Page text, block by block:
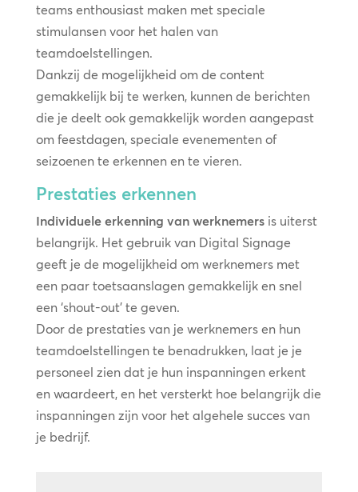
teams enthousiast maken met speciale
stimulansen voor het halen van
teamdoelstellingen.
Dankzij de mogelijkheid om de content
gemakkelijk bij te werken, kunnen de berichten
die je deelt ook gemakkelijk worden aangepast
om feestdagen, speciale evenementen of
seizoenen te erkennen en te vieren.
Prestaties erkennen
Individuele erkenning van werknemersis uiterst
belangrijk. Het gebruik van Digital Signage
geeft je de mogelijkheid om werknemers met
een paar toetsaanslagen gemakkelijk en snel
een ‘shout-out’ te geven.
Door de prestaties van je werknemers en hun
teamdoelstellingen te benadrukken, laat je je
personeel zien dat je hun inspanningen erkent
en waardeert, en het versterkt hoe belangrijk die
inspanningen zijn voor het algehele succes van
je bedrijf.